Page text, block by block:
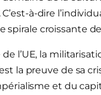
à-dire
spirale croissante
l’UE, la
la preuve de sa
et du